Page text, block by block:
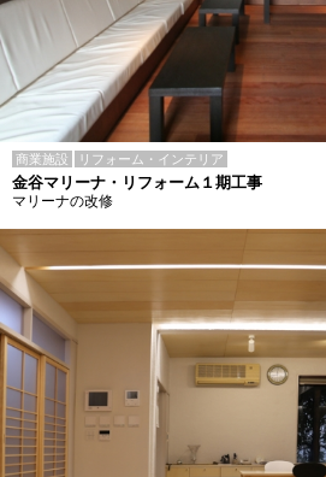
商業施設 リフォーム・インテリア
金谷マリーナ・リフォーム１期工事
マリーナの改修